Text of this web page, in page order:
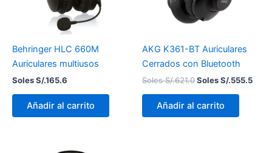
Behringer HLC 660M
Auriculares multiusos
Soles S/.165.6
Añadir al carrito
AKG K361-BT Auriculares
Cerrados con Bluetooth
Soles S/.621.0Soles S/.555.5
Añadir al carrito